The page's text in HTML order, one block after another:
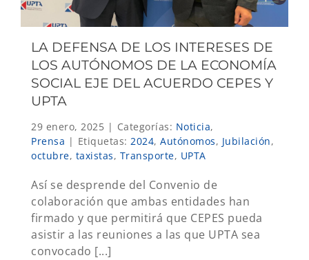
LA DEFENSA DE LOS INTERESES DE
LOS AUTÓNOMOS DE LA ECONOMÍA
SOCIAL EJE DEL ACUERDO CEPES Y
UPTA
29 enero, 2025 | Categorías: Noticia,
Prensa | Etiquetas: 2024, Autónomos, Jubilación,
octubre, taxistas, Transporte, UPTA
Así se desprende del Convenio de
colaboración que ambas entidades han
firmado y que permitirá que CEPES pueda
asistir a las reuniones a las que UPTA sea
convocado [...]